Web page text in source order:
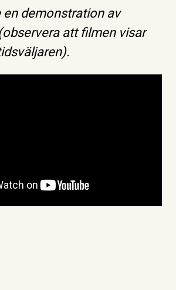
en demonstration av
att filmen visar